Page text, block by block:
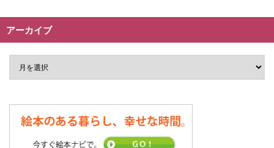
アーカイブ